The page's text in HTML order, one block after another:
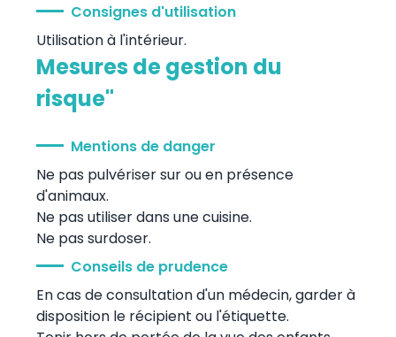
Consignes d'utilisation
Utilisation à l'intérieur.
Mesures de gestion du
risque"
Mentions de danger
Ne pas pulvériser sur ou en présence
d'animaux.
Ne pas utiliser dans une cuisine.
Ne pas surdoser.
Conseils de prudence
En cas de consultation d'un médecin, garder à
disposition le récipient ou l'étiquette.